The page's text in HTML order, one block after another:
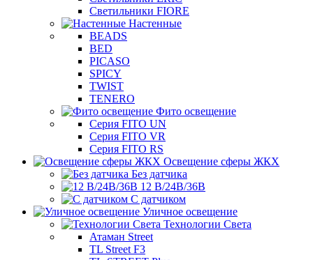
Светильники FIORE
Настенные
BEADS
BED
PICASO
SPICY
TWIST
TENERO
Фито освещение
Серия FITO UN
Серия FITO VR
Серия FITO RS
Освещение сферы ЖКХ
Без датчика
12 В/24В/36В
С датчиком
Уличное освещение
Технологии Света
Атаман Street
TL Street F3